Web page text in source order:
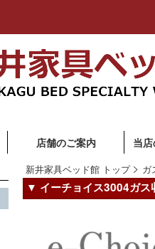
店舗のご案内 当
新井家具ベッド館 トップ ガ
▼ イーチョイス3004ガス